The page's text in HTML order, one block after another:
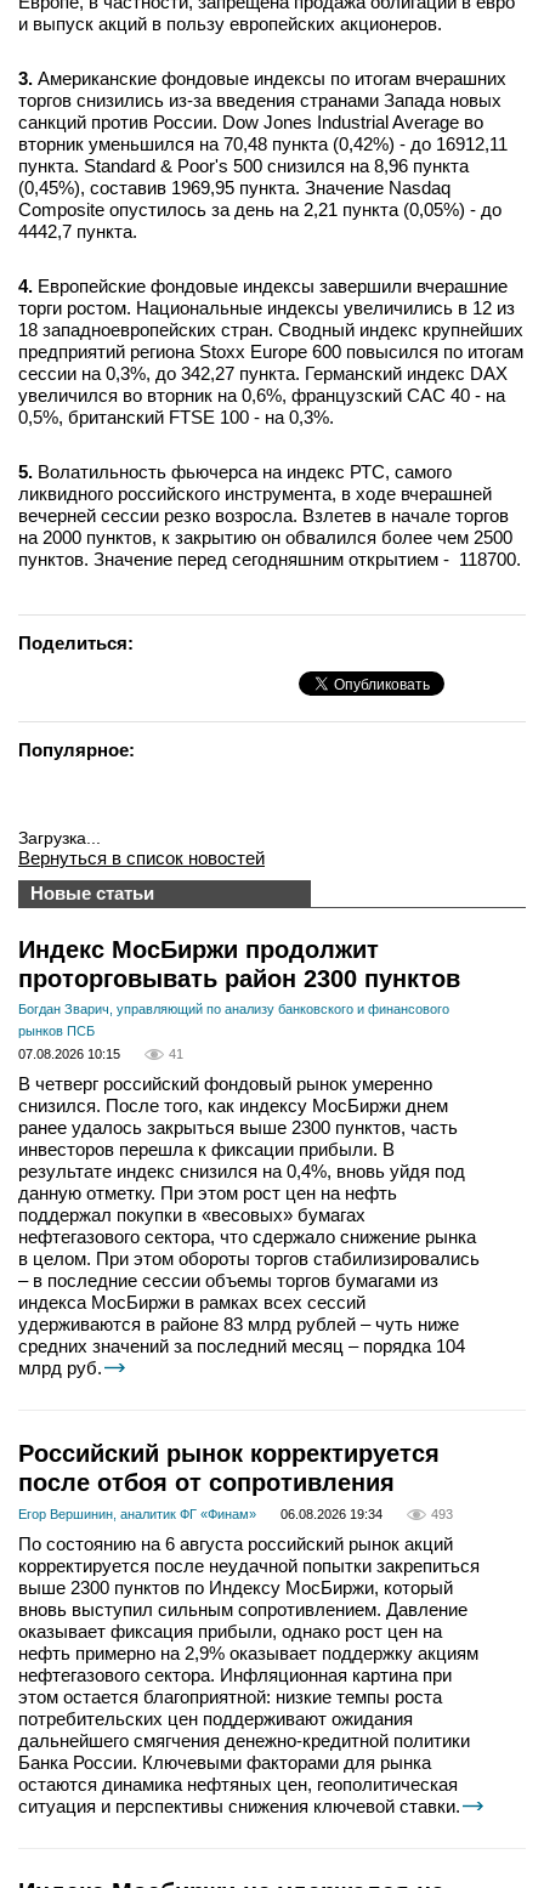
и выпуск акций в пользу европейских акционеров.
3. Американские фондовые индексы по итогам вчерашних
торгов снизились из-за введения странами Запада новых
санкций против России. Dow Jones Industrial Average во
вторник уменьшился на 70,48 пункта (0,42%) - до 16912,11
пункта. Standard & Poor's 500 снизился на 8,96 пункта
(0,45%), составив 1969,95 пункта. Значение Nasdaq
Composite опустилось за день на 2,21 пункта (0,05%) - до
4442,7 пункта.
4. Европейские фондовые индексы завершили вчерашние
торги ростом. Национальные индексы увеличились в 12 из
18 западноевропейских стран. Сводный индекс крупнейших
предприятий региона Stoxx Europe 600 повысился по итогам
сессии на 0,3%, до 342,27 пункта. Германский индекс DAX
увеличился во вторник на 0,6%, французский CAC 40 - на
0,5%, британский FTSE 100 - на 0,3%.
5. Волатильность фьючерса на индекс РТС, самого
ликвидного российского инструмента, в ходе вчерашней
вечерней сессии резко возросла. Взлетев в начале торгов
на 2000 пунктов, к закрытию он обвалился более чем 2500
пунктов. Значение перед сегодняшним открытием - 118700.
Поделиться:
Популярное:
Загрузка...
Вернуться в список новостей
Новые статьи
Индекс МосБиржи продолжит
проторговывать район 2300 пунктов
Богдан Зварич, управляющий по анализу банковского и финансового
рынков ПСБ
07.08.2026 10:15
41
В четверг российский фондовый рынок умеренно
снизился. После того, как индексу МосБиржи днем
ранее удалось закрыться выше 2300 пунктов, часть
инвесторов перешла к фиксации прибыли. В
результате индекс снизился на 0,4%, вновь уйдя под
данную отметку. При этом рост цен на нефть
поддержал покупки в «весовых» бумагах
нефтегазового сектора, что сдержало снижение рынка
в целом. При этом обороты торгов стабилизировались
– в последние сессии объемы торгов бумагами из
индекса МосБиржи в рамках всех сессий
удерживаются в районе 83 млрд рублей – чуть ниже
средних значений за последний месяц – порядка 104
млрд руб.
Российский рынок корректируется
после отбоя от сопротивления
Егор Вершинин, аналитик ФГ «Финам» 06.08.2026 19:34 493
По состоянию на 6 августа российский рынок акций
корректируется после неудачной попытки закрепиться
выше 2300 пунктов по Индексу МосБиржи, который
вновь выступил сильным сопротивлением. Давление
оказывает фиксация прибыли, однако рост цен на
нефть примерно на 2,9% оказывает поддержку акциям
нефтегазового сектора. Инфляционная картина при
этом остается благоприятной: низкие темпы роста
потребительских цен поддерживают ожидания
дальнейшего смягчения денежно-кредитной политики
Банка России. Ключевыми факторами для рынка
остаются динамика нефтяных цен, геополитическая
ситуация и перспективы снижения ключевой ставки.